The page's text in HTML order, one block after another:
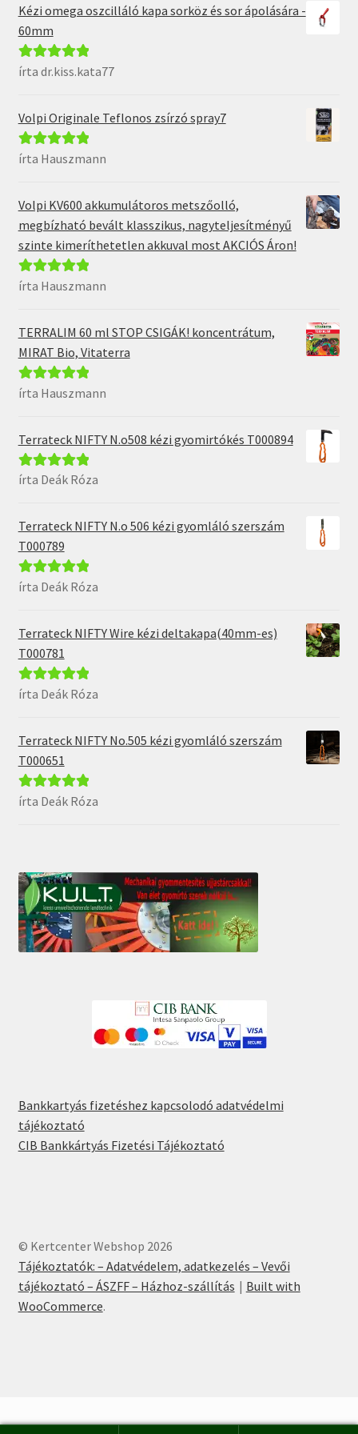
Kézi omega oszcilláló kapa sorköz és sor ápolására -
60mm
Értékelés:5 /
írta dr.kiss.kata77
Volpi Originale Teflonos zsírzó spray7
Értékelés:5/
írta Hauszmann
Volpi KV600 akkumulátoros metszőolló,
megbízható bevált klasszikus, nagyteljesítményű
szinte kimeríthetetlen akkuval most AKCIÓS Áron!
Értékelés:5/
írta Hauszmann
TERRALIM 60 ml STOP CSIGÁK! koncentrátum,
MIRAT Bio, Vitaterra
Értékelés:5/
írta Hauszmann
Terrateck NIFTY N.o508 kézi gyomirtókés T000894
Értékelés: 5/
írta Deák Róza
Terrateck NIFTY N.o 506 kézi gyomláló szerszám
T000789
Értékelés: 5/
írta Deák Róza
Terrateck NIFTY Wire kézi deltakapa(40mm-es)
T000781
Értékelés: 5/
írta Deák Róza
Terrateck NIFTY No.505 kézi gyomláló szerszám
T000651
Értékelés: 5/
írta Deák Róza
Bankkartyás fizetéshez kapcsolodó adatvédelmi
tájékoztató
CIB Bankkártyás Fizetési Tájékoztató
© Kertcenter Webshop 2026
Tájékoztatók: – Adatvédelem, adatkezelés – Vevői
tájékoztató – ÁSZFF – Házhoz-szállítás
Built with
WooCommerce.